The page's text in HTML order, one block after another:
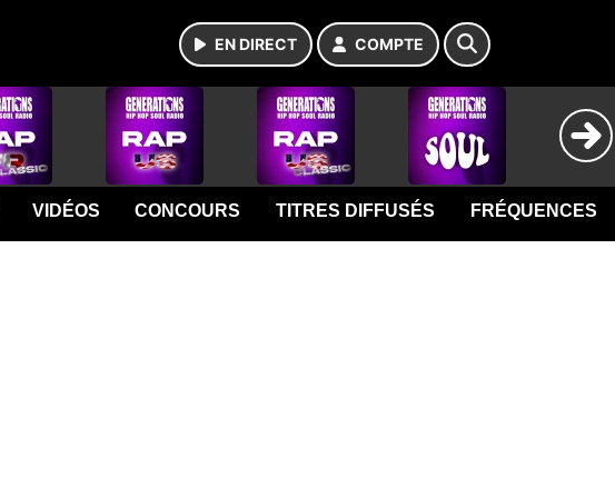
EN DIRECT COMPTE
VIDÉOS CONCOURS TITRES DIFFUSÉS FRÉQUENCES